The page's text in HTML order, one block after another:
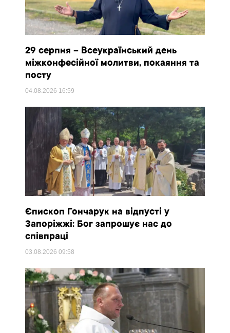
29 серпня – Всеукраїнський день
міжконфесійної молитви, покаяння та
посту
04.08.2026 16:59
Єпископ Гончарук на відпусті у
Запоріжжі: Бог запрошує нас до
співпраці
03.08.202609:58